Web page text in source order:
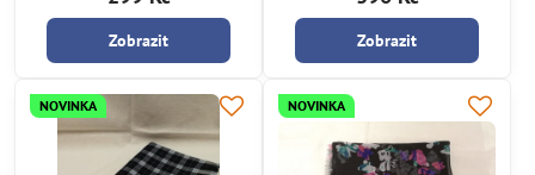
Zobrazit Zobrazit
NOVINKA NOVINKA